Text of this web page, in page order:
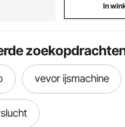
In
vevor ijsmachine